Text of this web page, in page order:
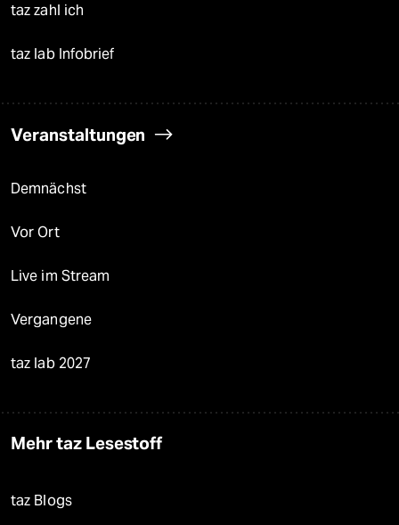
taz zahl ich
taz lab Infobrief
Veranstaltungen
Demnächst
Vor Ort
Live im Stream
Vergangene
taz lab 2027
Mehr taz Lesestoff
taz Blogs